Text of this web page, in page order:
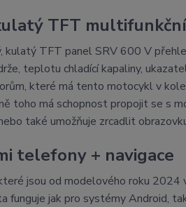
TFT
kulatý TFT panel SRV 600 V
teplotu chladící kapaliny,
které má tento motocykl v
toho má schopnost propojit se s
také umožňuje zrcadlit
telefony + navigace
jsou od modelového roku
jak pro systémy Android,